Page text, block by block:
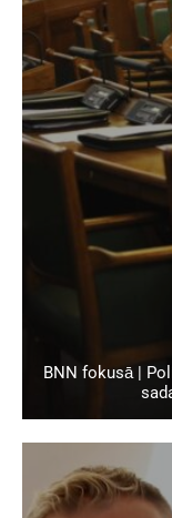
BNN fokusā |